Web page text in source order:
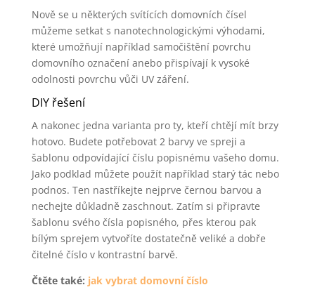
Nově se u některých svítících domovních čísel
můžeme setkat s nanotechnologickými výhodami,
které umožňují například samočištění povrchu
domovního označení anebo přispívají k vysoké
odolnosti povrchu vůči UV záření.
DIY řešení
A nakonec jedna varianta pro ty, kteří chtějí mít brzy
hotovo. Budete potřebovat 2 barvy ve spreji a
šablonu odpovídající číslu popisnému vašeho domu.
Jako podklad můžete použít například starý tác nebo
podnos. Ten nastříkejte nejprve černou barvou a
nechejte důkladně zaschnout. Zatím si připravte
šablonu svého čísla popisného, přes kterou pak
bílým sprejem vytvoříte dostatečně veliké a dobře
čitelné číslo v kontrastní barvě.
Čtěte také: jak vybrat domovní číslo